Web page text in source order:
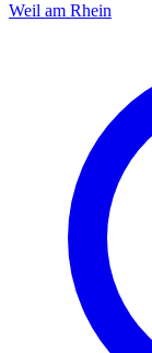
Weil am Rhein